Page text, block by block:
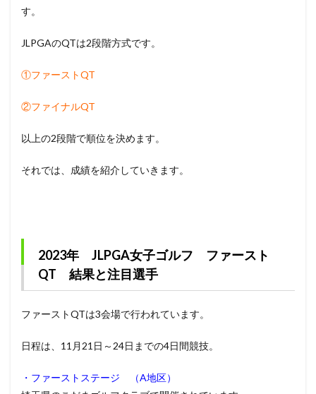
ト
結果
と注
手
2023
JLPGA
ルス
テー
ジ
す。
JLPGAのQTは2段階方式です。
①ファーストQT
②ファイナルQT
以上の2段階で順位を決めます。
それでは、成績を紹介していきます。
2023年 JLPGA女子ゴルフ ファースト
QT 結果と注目選手
ファーストQTは3会場で行われています。
日程は、11月21日～24日までの4日間競技。
・ファーストステージ （A地区）